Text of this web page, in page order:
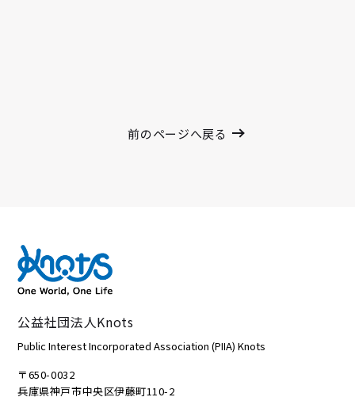
前のページへ戻る
公益社団法人Knots
Public Interest Incorporated Association (PIIA) Knots
〒650-0032
兵庫県神戸市中央区伊藤町110-2